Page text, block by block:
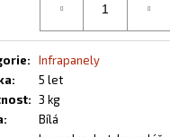
:
Infrapanely
:
5 let
: 3 kg
: Bílá